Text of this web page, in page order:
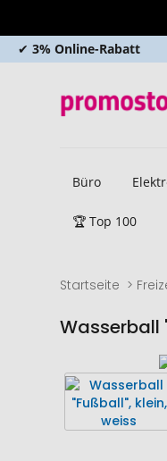
✔ 3% Online-Rabatt
Büro
🏆 Top 100
Startseite
Wasserball
Ende
der
Bildgalerie
springen
Anfang
der
Bildgalerie
springen